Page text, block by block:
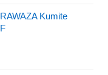
prezzo:
da
Kumite